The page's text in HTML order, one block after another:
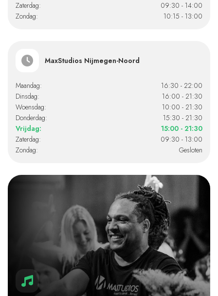
Zaterdag:
09:30 - 14:00
Zondag:
10:15 - 13:00
MaxStudios Nijmegen-Noord
Maandag:
16:30 - 22:00
Dinsdag:
16:00 - 21:30
Woensdag:
10:00 - 21:30
Donderdag:
15:30 - 21:30
Vrijdag:
15:00 - 21:30
Zaterdag:
09:30 - 13:00
Zondag:
Gesloten